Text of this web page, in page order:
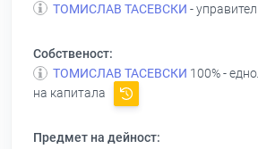
ТОМИСЛАВ ТАСЕВСКИ - управител
Собственост:
ТОМИСЛАВ ТАСЕВСКИ 100% -
на капитала
Предмет на дейност: